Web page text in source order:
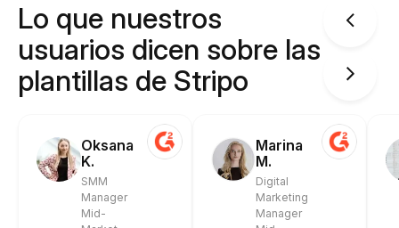
Lo que nuestros
usuarios dicen sobre las
plantillas de Stripo
Oksana
K.
SMM
Manager
Mid-
Marina
M.
Digital
Marketing
Manager